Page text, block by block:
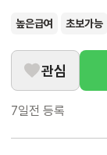
높은급여 초보가능
관심
7일전 등록